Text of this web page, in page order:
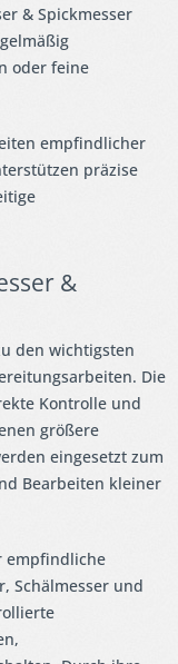
& Spickmesser
oder feine
empfindlicher
präzise
&
den wichtigsten
Die
Kontrolle und
größere
eingesetzt zum
Bearbeiten kleiner
empfindliche
Schälmesser und